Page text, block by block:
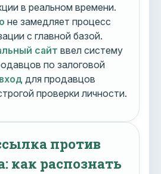
в реальном времени.
не замедляет процесс
с главной базой.
сайт ввел систему
по залоговой
для продавцов
проверки личности.
против
как распознать